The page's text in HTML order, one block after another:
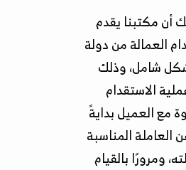
أن مكتبنا يقدم
العمالة من دولة
شامل، وذلك
الاستقدام
مع العميل بدايةً
العاملة المناسبة
ومرورًا بالقيام